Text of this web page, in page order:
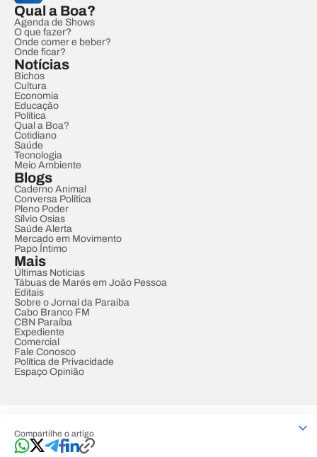
Compartilhe o artigo
Qual a Boa?
Agenda de Shows
O que fazer?
Onde comer e beber?
Onde ficar?
Notícias
Bichos
Cultura
Economia
Educação
Política
Qual a Boa?
Cotidiano
Saúde
Tecnologia
Meio Ambiente
Blogs
Caderno Animal
Conversa Política
Pleno Poder
Sílvio Osias
Saúde Alerta
Mercado em Movimento
Papo Íntimo
Mais
Últimas Notícias
Tábuas de Marés em João Pessoa
Editais
Sobre o Jornal da Paraíba
Cabo Branco FM
CBN Paraíba
Expediente
Comercial
Fale Conosco
Política de Privacidade
Espaço Opinião
Developed by Designed by